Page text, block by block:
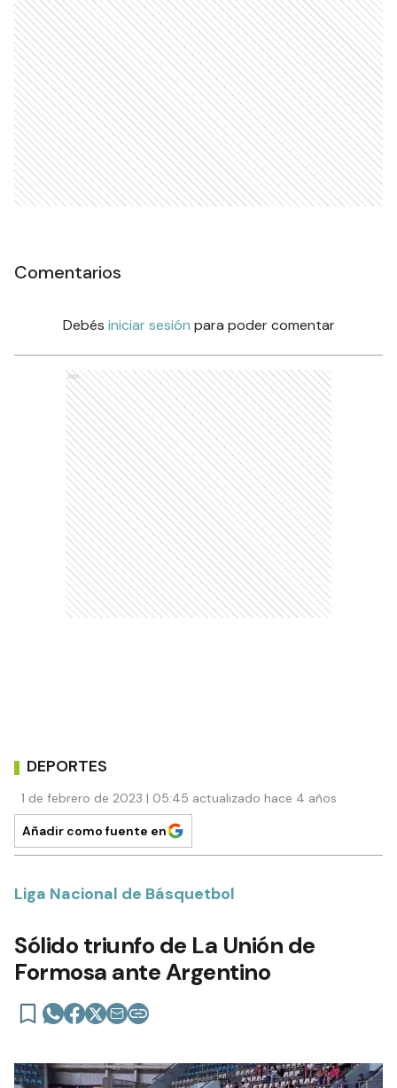
Comentarios
Debés iniciar sesión para poder comentar
Ads
DEPORTES
1 de febrero de 2023 | 05:45 actualizado hace 4 años
Añadir como fuente en
Liga Nacional de Básquetbol
Sólido triunfo de La Unión de
Formosa ante Argentino